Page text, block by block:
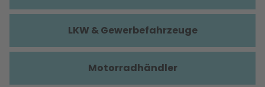
LKW & Gewerbefahrzeuge
Motorradhändler